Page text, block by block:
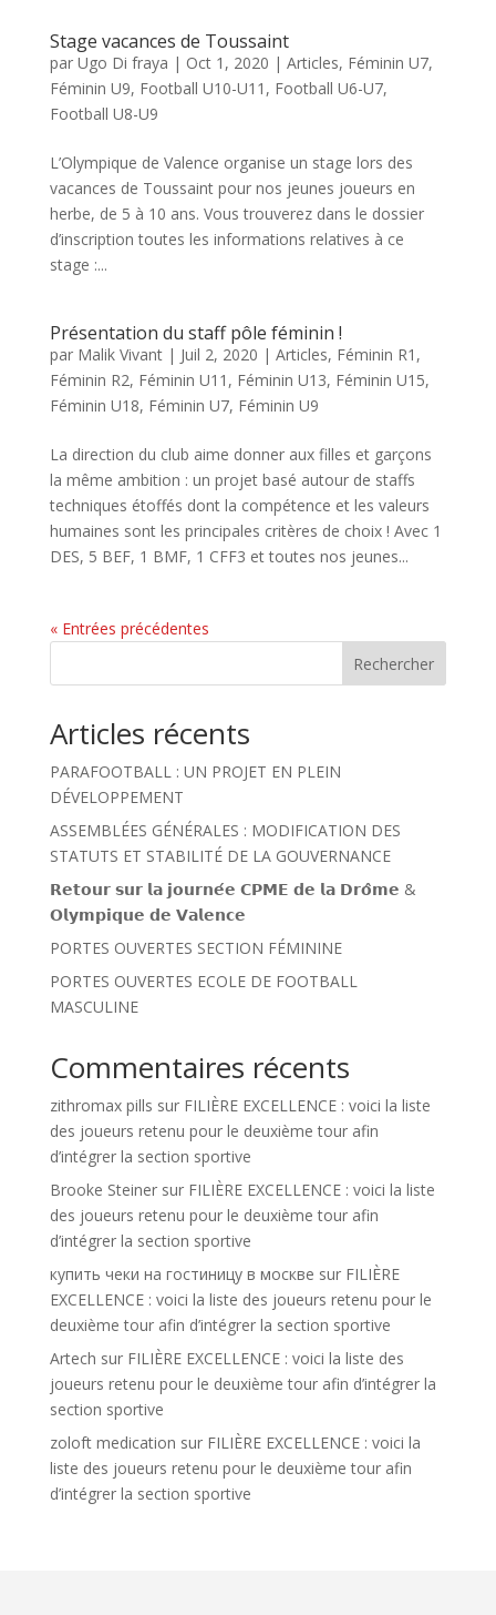
Stage vacances de Toussaint
par Ugo Di fraya | Oct 1, 2020 | Articles, Féminin U7,
Féminin U9, Football U10-U11 , Football U6-U7,
Football U8-U9
L’Olympique de Valence organise un stage lors des
vacances de Toussaint pour nos jeunes joueurs en
herbe, de 5 à 10 ans. Vous trouverez dans le dossier
d’inscription toutes les informations relatives à ce
stage :...
Présentation du staff pôle féminin !
par Malik Vivant| Juil 2, 2020 | Articles, Féminin R1 ,
Féminin R2, Féminin U11 , Féminin U13, Féminin U15,
Féminin U18, Féminin U7, Féminin U9
La direction du club aime donner aux filles et garçons
la même ambition : un projet basé autour de staffs
techniques étoffés dont la compétence et les valeurs
humaines sont les principales critères de choix ! Avec 1
DES, 5 BEF, 1 BMF, 1 CFF3 et toutes nos jeunes...
« Entrées précédentes
Rechercher
Articles récents
PARAFOOTBALL : UN PROJET EN PLEIN
DÉVELOPPEMENT
ASSEMBLÉES GÉNÉRALES : MODIFICATION DES
STATUTS ET STABILITÉ DE LA GOUVERNANCE
𝗥𝗲𝘁𝗼𝘂𝗿 𝘀𝘂𝗿 𝗹𝗮 𝗷𝗼𝘂𝗿𝗻𝗲́𝗲 𝗖𝗣𝗠𝗘 𝗱𝗲 𝗹𝗮 𝗗𝗿𝗼̂𝗺𝗲 &
𝗢𝗹𝘆𝗺𝗽𝗶𝗾𝘂𝗲 𝗱𝗲 𝗩𝗮𝗹𝗲𝗻𝗰𝗲
PORTES OUVERTES SECTION FÉMININE
PORTES OUVERTES ECOLE DE FOOTBALL
MASCULINE
Commentaires récents
zithromax pills sur FILIÈRE EXCELLENCE : voici la liste
des joueurs retenu pour le deuxième tour afin
d’intégrer la section sportive
Brooke Steinersur FILIÈRE EXCELLENCE : voici la liste
des joueurs retenu pour le deuxième tour afin
d’intégrer la section sportive
купить чеки на гостиницу в москве sur FILIÈRE
EXCELLENCE : voici la liste des joueurs retenu pour le
deuxième tour afin d’intégrer la section sportive
Artech sur FILIÈRE EXCELLENCE : voici la liste des
joueurs retenu pour le deuxième tour afin d’intégrer la
section sportive
zoloft medication sur FILIÈRE EXCELLENCE : voici la
liste des joueurs retenu pour le deuxième tour afin
d’intégrer la section sportive